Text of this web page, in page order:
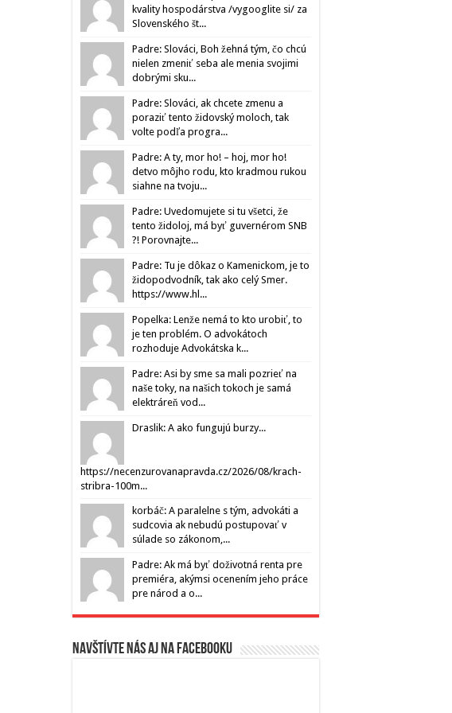
kvality hospodárstva /vygooglite si/ za
Slovenského št...
Padre: Slováci, Boh žehná tým, čo chcú
nielen zmeniť seba ale menia svojimi
dobrými sku...
Padre: Slováci, ak chcete zmenu a
poraziť tento židovský moloch, tak
volte podľa progra...
Padre: A ty, mor ho! – hoj, mor ho!
detvo môjho rodu, kto kradmou rukou
siahne na tvoju...
Padre: Uvedomujete si tu všetci, že
tento židoloj, má byť guvernérom SNB
?! Porovnajte...
Padre: Tu je dôkaz o Kamenickom, je to
židopodvodník, tak ako celý Smer.
https://www.hl...
Popelka: Lenže nemá to kto urobiť, to
je ten problém. O advokátoch
rozhoduje Advokátska k...
Padre: Asi by sme sa mali pozrieť na
naše toky, na našich tokoch je samá
elektráreň vod...
Draslik: A ako fungujú burzy...
https://necenzurovanapravda.cz/2026/08/krach-
stribra-100m...
korbáč: A paralelne s tým, advokáti a
sudcovia ak nebudú postupovať v
súlade so zákonom,...
Padre: Ak má byť doživotná renta pre
premiéra, akýmsi ocenením jeho práce
pre národ a o...
Navštívte nás aj na Facebooku